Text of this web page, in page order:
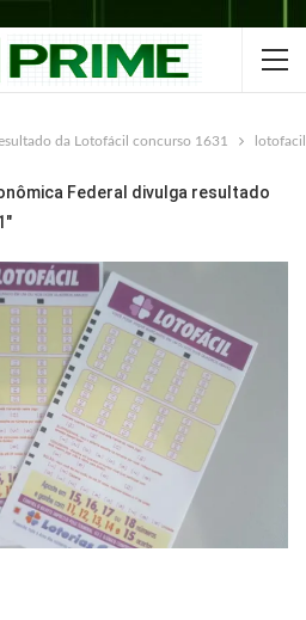
da Lotofácil concurso 1631
lotofacil
Federal divulga resultado